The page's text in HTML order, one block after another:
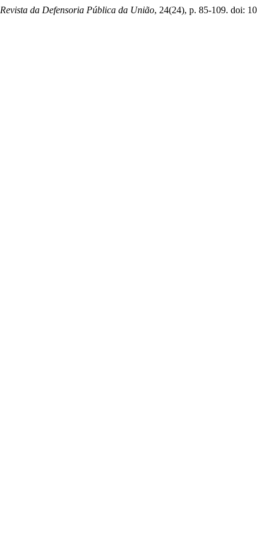
Revista da Defensoria Pública da União, 24(24), p. 85-109. doi: